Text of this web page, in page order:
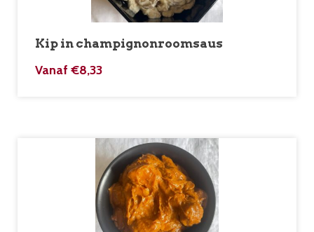
Kip in champignonroomsaus
Vanaf €8,33